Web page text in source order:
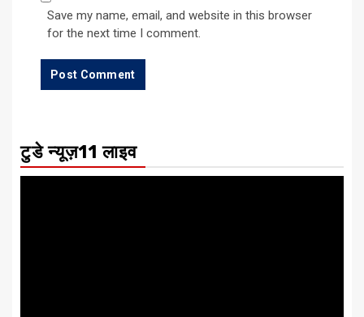
Save my name, email, and website in this browser
for the next time I comment.
टुडे न्यूज़11 लाइव